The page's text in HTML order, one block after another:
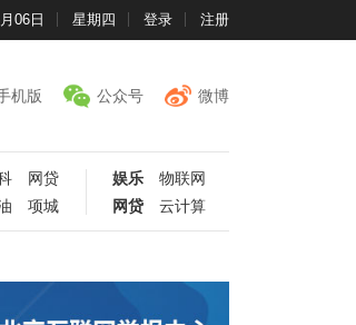
06日 星期四 登录 注册
机版 公众号 微博
网贷
项城
娱乐
物联网
网贷
云计算